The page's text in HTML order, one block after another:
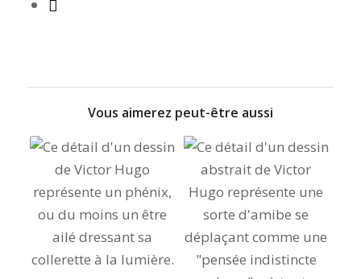
Vous aimerez peut-être aussi